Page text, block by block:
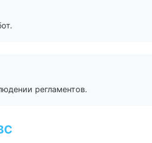
регламентов.